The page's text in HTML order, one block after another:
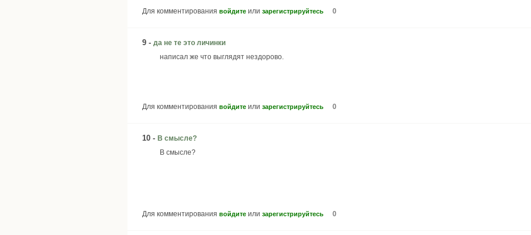
Для комментирования войдите или зарегистрируйтесь 0
9 - да не те это личинки
написал же что выглядят нездорово.
Для комментирования войдите или зарегистрируйтесь 0
10 - В смысле?
В смысле?
Для комментирования войдите или зарегистрируйтесь 0